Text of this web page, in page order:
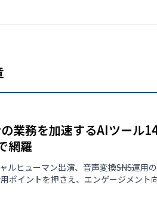
業務を加速するAIツール
網羅
ヒューマン出演、音声変換――SNS運用
ポイントを押さえ、エンゲージメント